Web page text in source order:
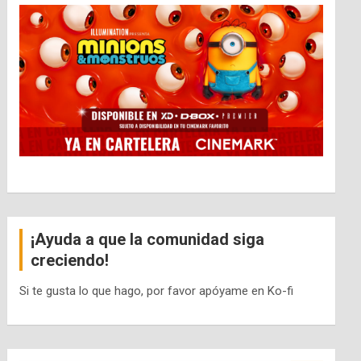
¡Ayuda a que la comunidad siga
creciendo!
Si te gusta lo que hago, por favor apóyame en Ko-fi